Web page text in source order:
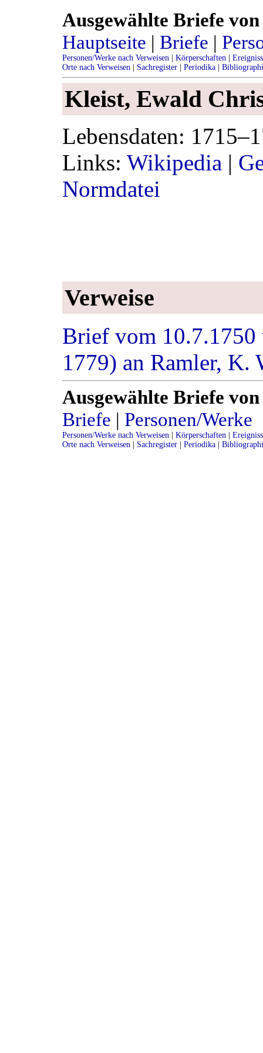
Ausgewählte Briefe
Hauptseite | Briefe |
Personen/Werke nach Verweisen | Körperschaften |
Orte nach Verweisen | Sachregister | Periodika |
Kleist, Ewald
Lebensdaten:
Links: Wikipedia |
Normdatei
Verweise
Brief vom 10.7.1750
1779) an Ramler, K.
Ausgewählte Briefe
Briefe | Personen/Werke
Personen/Werke nach Verweisen | Körperschaften |
Orte nach Verweisen | Sachregister | Periodika |